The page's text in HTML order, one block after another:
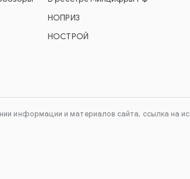
НОПРИЗ
НОСТРОЙ
информации и материалов сайта, ссылка на